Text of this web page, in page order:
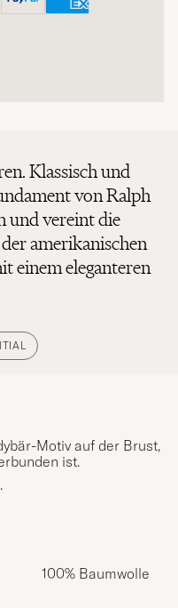
Klassisch und
von Ralph
und vereint die
amerikanischen
einem eleganteren
Motiv auf der Brust,
ist.
100% Baumwolle